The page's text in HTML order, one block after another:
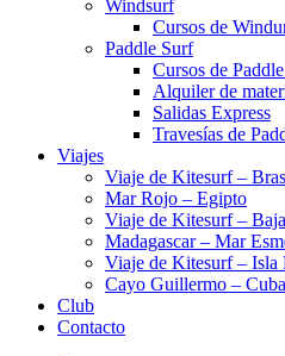
Windsurf
Cursos de
Paddle Surf
Cursos de
Alquiler de
Salidas Express
Travesías de
Viajes
Viaje de Kitesurf –
Mar Rojo – Egipto
Viaje de Kitesurf –
Madagascar – Mar
Viaje de Kitesurf – Isla
Cayo Guillermo – Cuba
Club
Contacto